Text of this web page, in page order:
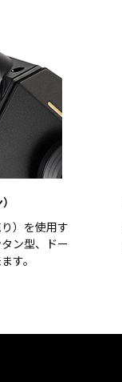
）を使用す
ン型、ドー
す。